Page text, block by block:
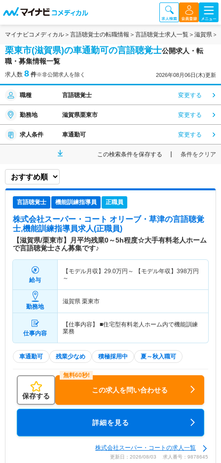
マイナビコメディカル 言語聴覚士の転職情報 言語聴覚士求人一覧 滋賀県
栗東市(滋賀県)の車通勤可の言語聴覚士公開求人・転
職・募集情報一覧
求人数 8 件※非公開求人を除く 2026年08月06日(木)更新
職種 言語聴覚士 変更する
勤務地 滋賀県栗東市 変更する
求人条件 車通勤可 変更する
この検索条件を保存する 条件をクリア
言語聴覚士 機能訓練指導員 正職員
株式会社スーパー・コート オリーブ・草津の言語聴覚
士,機能訓練指導員求人(正職員)
【滋賀県/栗東市】月平均残業0～5h程度☆大手有料老人ホーム
で言語聴覚士さん募集です♪
給与
【モデル月収】 29.0万円～ 【モデル年収】 398万円
～
勤務地
滋賀県 栗東市
仕事内容
【仕事内容】 ■住宅型有料老人ホーム内で機能訓練
業務
車通勤可 残業少なめ 積極採用中 夏～秋入職可
保存する
この求人を問い合わせる
詳細を見る
株式会社スーパー・コートの求人一覧
更新日：2026/08/03 求人番号：9878645